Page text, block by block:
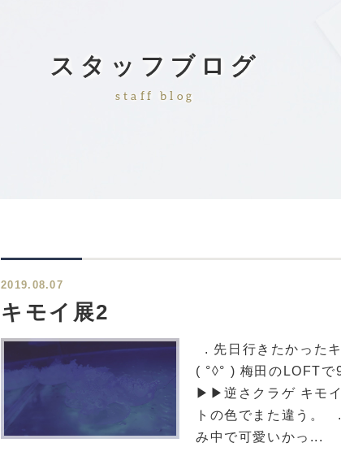
スタッフブログ
staff blog
2019.08.07
キモイ展2
. 先日行きたかった
( °◊° ) 梅田のLOFT
▶▶逆さクラゲ キモイ
トの色でまた違う
み中で可愛いかっ...